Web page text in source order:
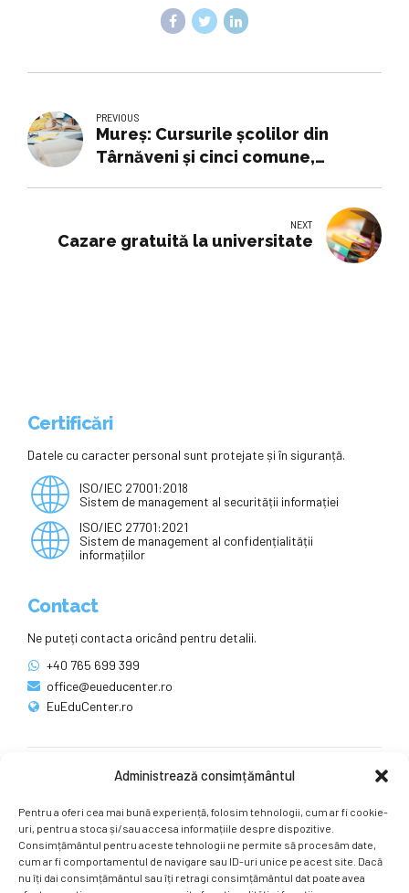
Administrează consimțământul
Pentru a oferi cea mai bună experiență, folosim tehnologii, cum ar fi cookie-
uri, pentru a stoca și/sau accesa informațiile despre dispozitive.
Consimțământul pentru aceste tehnologii ne permite să procesăm date,
cum ar fi comportamentul de navigare sau ID-uri unice pe acest site. Dacă
nu îți dai consimțământul sau îți retragi consimțământul dat poate avea
PREVIOUS
Mureș: Cursurile școlilor din
Târnăveni și cinci comune,
NEXT
Cazare gratuită la universitate
Certificări
Datele cu caracter personal sunt protejate și în siguranță.
ISO/IEC 27001:2018
Sistem de management al securității informației
ISO/IEC 27701:2021
Sistem de management al confidențialității
informațiilor
Contact
Ne puteți contacta oricând pentru detalii.
+40 765 699 399
office@eueducenter.ro
EuEduCenter.ro
Ne puteți găsi și pe rețelele sociale.